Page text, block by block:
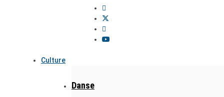
Culture
Danse